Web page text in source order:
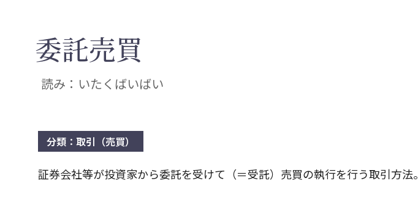
委託売買
読み：いたくばいばい
分類：取引（売買）
証券会社等が投資家から委託を受けて（＝受託）売買の執行を行う取引方法。